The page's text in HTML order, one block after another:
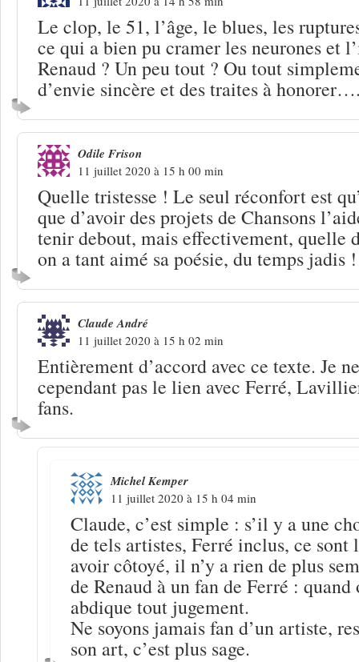
Le clop, le 51, l’âge, le blues, les
ce qui a bien pu cramer les neurones et
Renaud ? Un peu tout ? Ou tout
d’envie sincère et des traites à
Odile Frison
11 juillet 2020 à 15 h 00 min
Quelle tristesse ! Le seul réconfort est
que d’avoir des projets de Chansons
tenir debout, mais effectivement, quelle
on a tant aimé sa poésie, du temps jadis !
Claude André
11 juillet 2020 à 15 h 02 min
Entièrement d’accord avec ce texte. Je
cependant pas le lien avec Ferré,
fans.
Michel Kemper
11 juillet 2020 à 15 h 04 min
Claude, c’est simple : s’il y a une
de tels artistes, Ferré inclus, ce sont
avoir côtoyé, il n’y a rien de plus
de Renaud à un fan de Ferré : quand
abdique tout jugement.
Ne soyons jamais fan d’un artiste,
son art, c’est plus sage.